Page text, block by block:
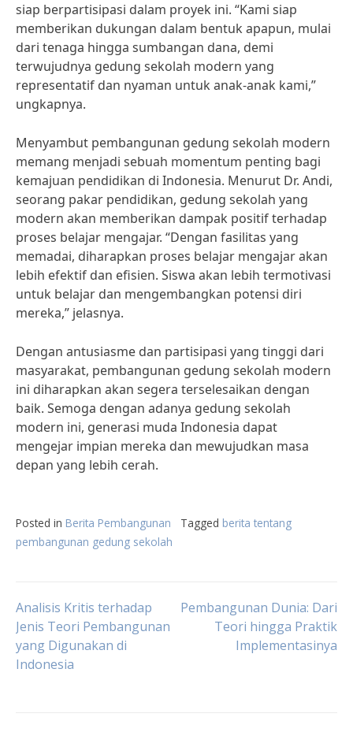
siap berpartisipasi dalam proyek ini. “Kami siap
memberikan dukungan dalam bentuk apapun, mulai
dari tenaga hingga sumbangan dana, demi
terwujudnya gedung sekolah modern yang
representatif dan nyaman untuk anak-anak kami,”
ungkapnya.
Menyambut pembangunan gedung sekolah modern
memang menjadi sebuah momentum penting bagi
kemajuan pendidikan di Indonesia. Menurut Dr. Andi,
seorang pakar pendidikan, gedung sekolah yang
modern akan memberikan dampak positif terhadap
proses belajar mengajar. “Dengan fasilitas yang
memadai, diharapkan proses belajar mengajar akan
lebih efektif dan efisien. Siswa akan lebih termotivasi
untuk belajar dan mengembangkan potensi diri
mereka,” jelasnya.
Dengan antusiasme dan partisipasi yang tinggi dari
masyarakat, pembangunan gedung sekolah modern
ini diharapkan akan segera terselesaikan dengan
baik. Semoga dengan adanya gedung sekolah
modern ini, generasi muda Indonesia dapat
mengejar impian mereka dan mewujudkan masa
depan yang lebih cerah.
Posted in Berita Pembangunan Tagged berita tentang
pembangunan gedung sekolah
Post
navigation
Analisis Kritis terhadap
Jenis Teori Pembangunan
yang Digunakan di
Indonesia
Pembangunan Dunia: Dari
Teori hingga Praktik
Implementasinya